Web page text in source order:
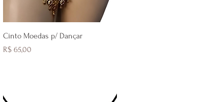
Visualização rápida
Cinto Moedas p/ Dançar
Preço
R$ 65,00